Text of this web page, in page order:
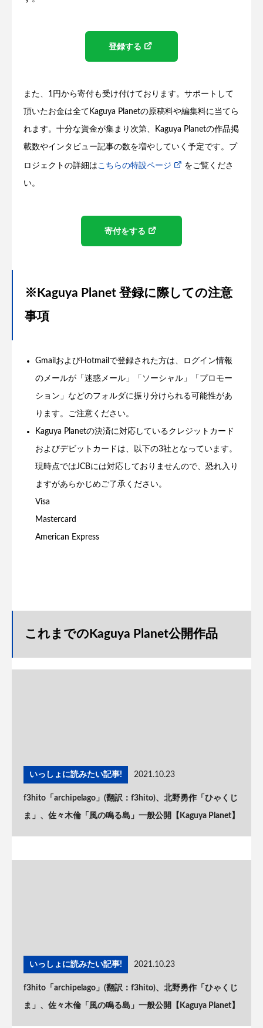
登録する
また、1円から寄付も受け付けております。サポートして
頂いたお金は全てKaguya Planetの原稿料や編集料に当てら
れます。十分な資金が集まり次第、Kaguya Planetの作品掲
載数やインタビュー記事の数を増やしていく予定です。プ
ロジェクトの詳細はこちらの特設ページ をご覧くださ
い。
寄付をする
※Kaguya Planet 登録に際しての注意
事項
GmailおよびHotmailで登録された方は、ログイン情報
のメールが「迷惑メール」「ソーシャル」「プロモー
ション」などのフォルダに振り分けられる可能性があ
ります。ご注意ください。
Kaguya Planetの決済に対応しているクレジットカード
およびデビットカードは、以下の3社となっています。
現時点ではJCBには対応しておりませんので、恐れ入り
ますがあらかじめご了承ください。
Visa
Mastercard
American Express
これまでのKaguya Planet公開作品
いっしょに読みたい記事! 2021.10.23
f3hito「archipelago」(翻訳：f3hito)、北野勇作「ひゃくじ
ま」、佐々木倫「風の鳴る島」一般公開【Kaguya Planet】
いっしょに読みたい記事! 2021.10.23
f3hito「archipelago」(翻訳：f3hito)、北野勇作「ひゃくじ
ま」、佐々木倫「風の鳴る島」一般公開【Kaguya Planet】